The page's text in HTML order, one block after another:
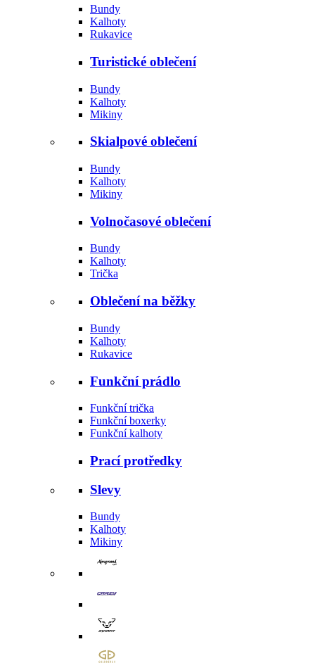
Bundy
Kalhoty
Rukavice
Turistické oblečení
Bundy
Kalhoty
Mikiny
Skialpové oblečení
Bundy
Kalhoty
Mikiny
Volnočasové oblečení
Bundy
Kalhoty
Trička
Oblečení na běžky
Bundy
Kalhoty
Rukavice
Funkční prádlo
Funkční trička
Funkční boxerky
Funkční kalhoty
Prací protředky
Slevy
Bundy
Kalhoty
Mikiny